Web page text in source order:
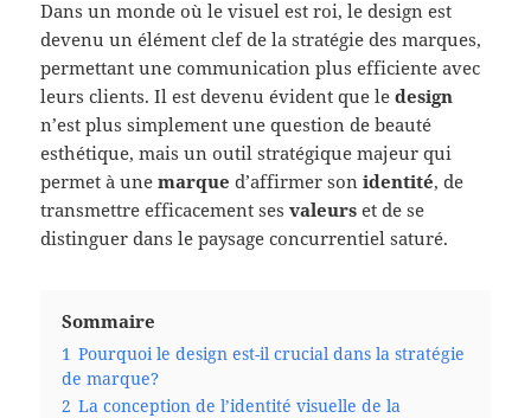
Dans un monde où le visuel est roi, le design est
devenu un élément clef de la stratégie des marques,
permettant une communication plus efficiente avec
leurs clients. Il est devenu évident que ledesign
n’est plus simplement une question de beauté
esthétique, mais un outil stratégique majeur qui
permet à unemarque d’affirmer sonidentité, de
transmettre efficacement sesvaleurs et de se
distinguer dans le paysage concurrentiel saturé.
Sommaire
1 Pourquoi le design est-il crucial dans la stratégie
de marque?
2 La conception de l’identité visuelle de la